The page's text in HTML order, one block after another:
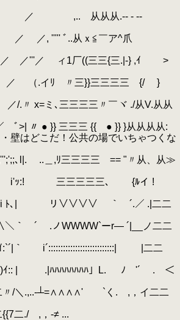
从从.-- - --
ﾞ..从ｘ≦￣ア^爪
1厂((三三{三.|-} ,ｲ >
イﾘ 〃三}}三三三三 {/ }
x=ミ､三三三三〃￣ヾ ./从V.从从
〃 ● }} 三三三 {{ ● }} }从从从从:
どこだ！公共の場でいちゃつくな
､l|. ゞ..＿,ﾘ三三三三ゞ== "〃从、从≫
i'ｯ:! ￣ 三三三三三､ {ﾙイ !
i ﾄ､| リ∨∨∨∨ ｀￣´.／ .|二二
｀￣´ .ノWWWW`ーr― ´|__ノ二二
｀￣￣i´:::::::::::::::::::::::::::| |二二
ｲ:: | .|ﾊﾊﾊﾊﾊﾊﾊﾊ」L. ﾉ '´ . ＜
/＼.,..-┴=∧∧∧∧' `く. ,，イ二二
二./ ,，-≠ ...